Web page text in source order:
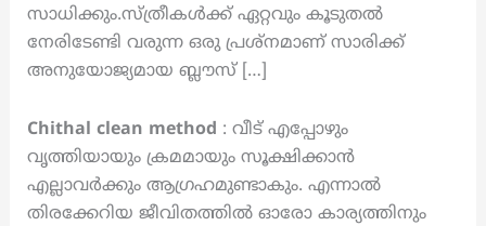
സാധിക്കും.സ്ത്രീകൾക്ക് ഏറ്റവും കൂടുതൽ
നേരിടേണ്ടി വരുന്ന ഒരു പ്രശ്നമാണ് സാരിക്ക്
അനുയോജ്യമായ ബ്ലൗസ് […]
Chithal clean method : വീട് എപ്പോഴും
വൃത്തിയായും ക്രമമായും സൂക്ഷിക്കാൻ
എല്ലാവർക്കും ആഗ്രഹമുണ്ടാകും. എന്നാൽ
തിരക്കേറിയ ജീവിതത്തിൽ ഓരോ കാര്യത്തിനും